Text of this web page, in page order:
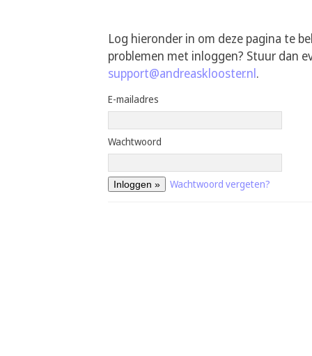
Log hieronder in om deze pagina te
problemen met inloggen? Stuur dan
support@andreasklooster.nl.
E-mailadres
Wachtwoord
Wachtwoord vergeten?